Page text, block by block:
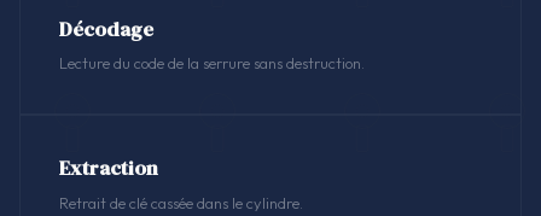
Décodage
Lecture du code de la serrure sans destruction.
Extraction
Retrait de clé cassée dans le cylindre.